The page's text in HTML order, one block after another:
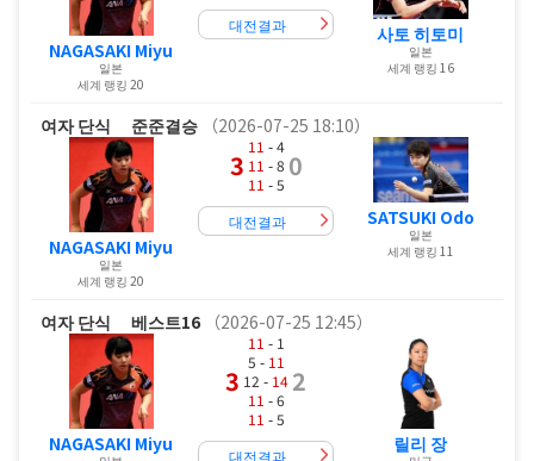
NAGASAKI Miyu
일본
세계 랭킹 20
대전결과 사토 히토미
일본
세계 랭킹 16
여자 단식 준준결승 （2026-07-25 18:10）
NAGASAKI Miyu
일본
세계 랭킹 20
3
11 - 4
11 - 8
11 - 5
0
대전결과 SATSUKI Odo
일본
세계 랭킹 11
여자 단식 베스트16 （2026-07-25 12:45）
NAGASAKI Miyu
3
11 - 1
5 - 11
12 - 14
11 - 6
11 - 5
2
대전결과
릴리 장